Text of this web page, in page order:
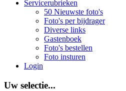
Servicerubrieken
50 Nieuwste foto's
Foto's per bijdrager
Diverse links
Gastenboek
Foto's bestellen
Foto insturen
Login
Uw selectie...